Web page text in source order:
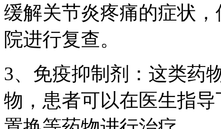
缓解关节炎疼痛的症状
院进行复查。
3、免疫抑制剂：这类药
物，患者可以在医生指